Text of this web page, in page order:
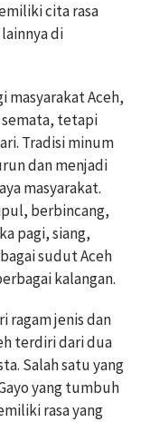
cita rasa
di
masyarakat Aceh,
semata, tetapi
Tradisi minum
dan menjadi
masyarakat.
berbincang,
pagi, siang,
sudut Aceh
kalangan.
ragam jenis dan
terdiri dari dua
Salah satu yang
yang tumbuh
rasa yang